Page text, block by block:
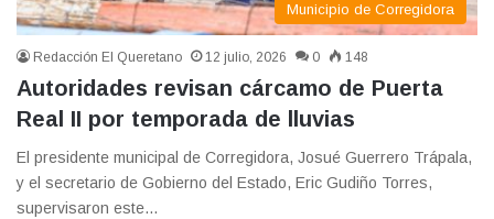
Municipio de Corregidora
Redacción El Queretano 12 julio, 2026 0 148
Autoridades revisan cárcamo de Puerta
Real II por temporada de lluvias
El presidente municipal de Corregidora, Josué Guerrero Trápala,
y el secretario de Gobierno del Estado, Eric Gudiño Torres,
supervisaron este…